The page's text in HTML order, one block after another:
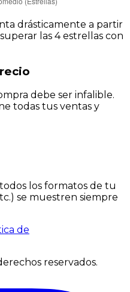
drásticamente a partir
las 4 estrellas con
debe ser infalible.
todas tus ventas y
los formatos de tu
se muestren siempre
de
reservados.